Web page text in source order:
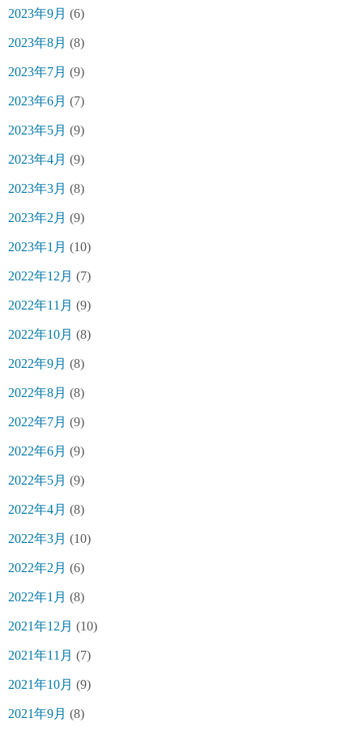
2023年9月 (6)
2023年8月 (8)
2023年7月 (9)
2023年6月 (7)
2023年5月 (9)
2023年4月 (9)
2023年3月 (8)
2023年2月 (9)
2023年1月 (10)
2022年12月 (7)
2022年11月 (9)
2022年10月 (8)
2022年9月 (8)
2022年8月 (8)
2022年7月 (9)
2022年6月 (9)
2022年5月 (9)
2022年4月 (8)
2022年3月 (10)
2022年2月 (6)
2022年1月 (8)
2021年12月 (10)
2021年11月 (7)
2021年10月 (9)
2021年9月 (8)